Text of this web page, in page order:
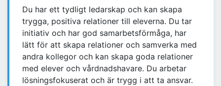
Du har ett tydligt ledarskap och kan skapa
trygga, positiva relationer till eleverna. Du tar
initiativ och har god samarbetsförmåga, har
lätt för att skapa relationer och samverka med
andra kollegor och kan skapa goda relationer
med elever och vårdnadshavare. Du arbetar
lösningsfokuserat och är trygg i att ta ansvar.